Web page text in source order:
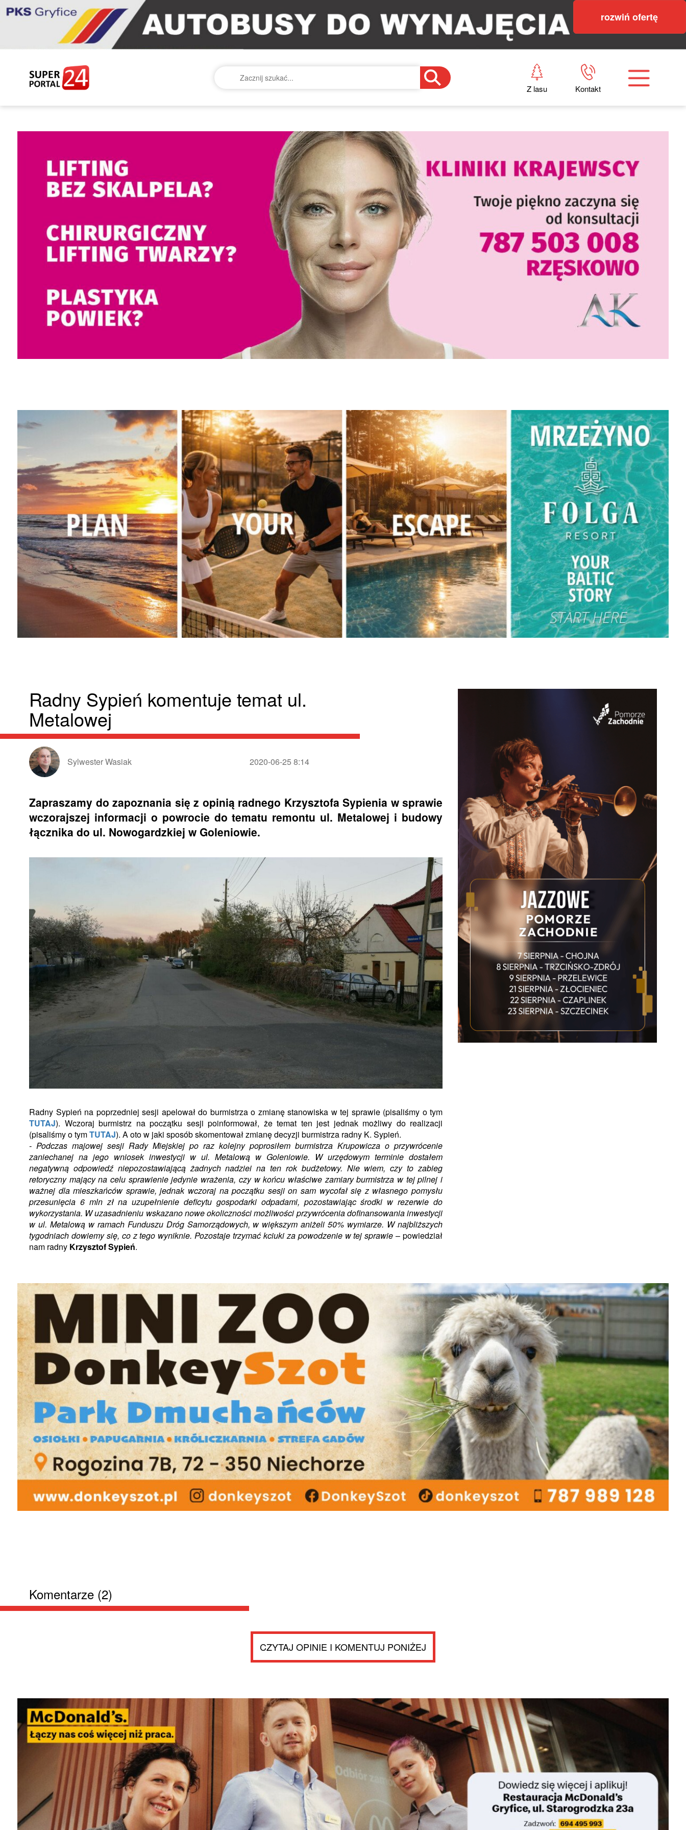
rozwiń ofertę
Z lasu Kontakt
Radny Sypień komentuje temat ul.
Metalowej
Sylwester Wasiak 2020-06-25 8:14
Zapraszamy do zapoznania się z opinią radnego Krzysztofa Sypienia w sprawie
wczorajszej informacji o powrocie do tematu remontu ul. Metalowej i budowy
łącznika do ul. Nowogardzkiej w Goleniowie.
Radny Sypień na poprzedniej sesji apelował do burmistrza o zmianę stanowiska w tej sprawie (pisaliśmy o tym
TUTAJ). Wczoraj burmistrz na początku sesji poinformował, że temat ten jest jednak możliwy do realizacji
(pisaliśmy o tymTUTAJ). A oto w jaki sposób skomentował zmianę decyzji burmistrza radny K. Sypień.
- Podczas majowej sesji Rady Miejskiej po raz kolejny poprosiłem burmistrza Krupowicza o przywrócenie
zaniechanej na jego wniosek inwestycji w ul. Metalową w Goleniowie. W urzędowym terminie dostałem
negatywną odpowiedź niepozostawiającą żadnych nadziei na ten rok budżetowy. Nie wiem, czy to zabieg
retoryczny mający na celu sprawienie jedynie wrażenia, czy w końcu właściwe zamiary burmistrza w tej pilnej i
ważnej dla mieszkańców sprawie, jednak wczoraj na początku sesji on sam wycofał się z własnego pomysłu
przesunięcia 6 mln zł na uzupełnienie deficytu gospodarki odpadami, pozostawiając środki w rezerwie do
wykorzystania. W uzasadnieniu wskazano nowe okoliczności możliwości przywrócenia dofinansowania inwestycji
w ul. Metalową w ramach Funduszu Dróg Samorządowych, w większym aniżeli 50% wymiarze. W najbliższych
tygodniach dowiemy się, co z tego wyniknie. Pozostaje trzymać kciuki za powodzenie w tej sprawie – powiedział
nam radny Krzysztof Sypień.
Komentarze (2)
CZYTAJ OPINIE I KOMENTUJ PONIŻEJ